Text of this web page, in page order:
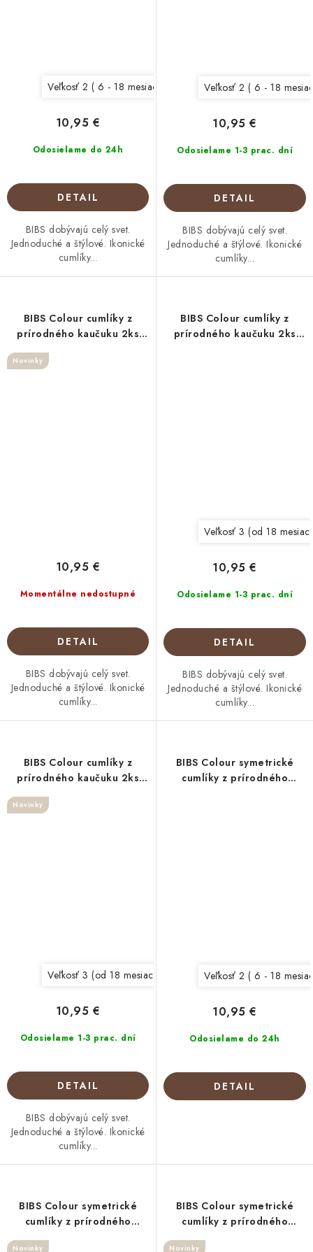
Veľkosť 2 ( 6 - 18 mesiacov)
Odosielame do 24h
10,95 €
DETAIL
BIBS dobývajú celý svet.
Jednoduché a štýlové. Ikonické
cumlíky...
Veľkosť 2 ( 6 - 18
Odosielame 1-3 prac. dní
10,95 €
DETAIL
BIBS dobývajú celý svet.
Jednoduché a štýlové. Ikonické
cumlíky...
BIBS Colour cumlíky z
prírodného kaučuku 2ks
Dusty Pink/Coral
Novinky
Momentálne nedostupné
10,95 €
DETAIL
BIBS dobývajú celý svet.
Jednoduché a štýlové. Ikonické
cumlíky...
BIBS Colour cumlíky z
prírodného kaučuku 2ks
Veľkosť 3 (od 18
Odosielame 1-3 prac. dní
10,95 €
DETAIL
BIBS dobývajú celý svet.
Jednoduché a štýlové. Ikonické
cumlíky...
BIBS Colour cumlíky z
prírodného kaučuku 2ks
Vanilla/ Dark Oak
Novinky
Veľkosť 3 (od 18 mesiacov)
Odosielame 1-3 prac. dní
10,95 €
DETAIL
BIBS dobývajú celý svet.
Jednoduché a štýlové. Ikonické
cumlíky...
BIBS Colour symetrické
cumlíky z prírodného
Veľkosť 2 ( 6 - 18
Odosielame do 24h
10,95 €
DETAIL
BIBS Colour symetrické
cumlíky z prírodného
Novinky
BIBS Colour symetrické
cumlíky z prírodného
Novinky